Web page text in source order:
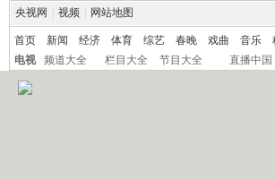
央视网 视频 网站地图
首页 新闻 经济 体育 综艺 春晚 戏曲 音乐
电视
频道大全 栏目大全 节目大全 直播中国